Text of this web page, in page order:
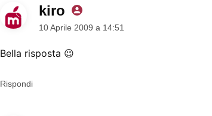
kiro dice:
10 Aprile 2009 a 14:51
Bella risposta 😉
Rispondi